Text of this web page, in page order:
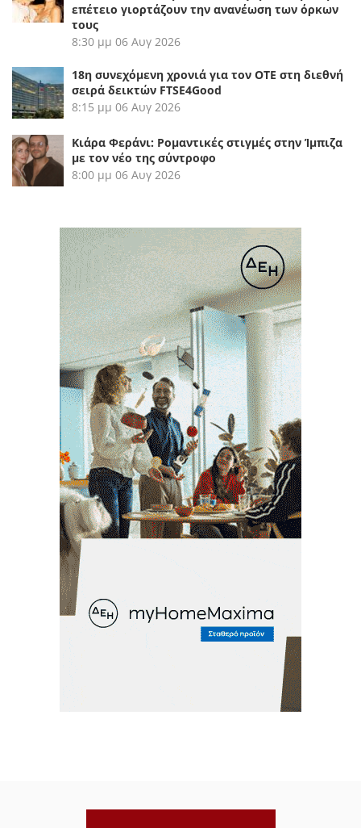
επέτειο γιορτάζουν την ανανέωση των όρκων
τους
8:30 μμ 06 Αυγ 2026
18η συνεχόμενη χρονιά για τον ΟΤΕ στη διεθνή
σειρά δεικτών FTSE4Good
8:15 μμ 06 Αυγ 2026
Κιάρα Φεράνι: Ρομαντικές στιγμές στην Ίμπιζα
με τον νέο της σύντροφο
8:00 μμ 06 Αυγ 2026